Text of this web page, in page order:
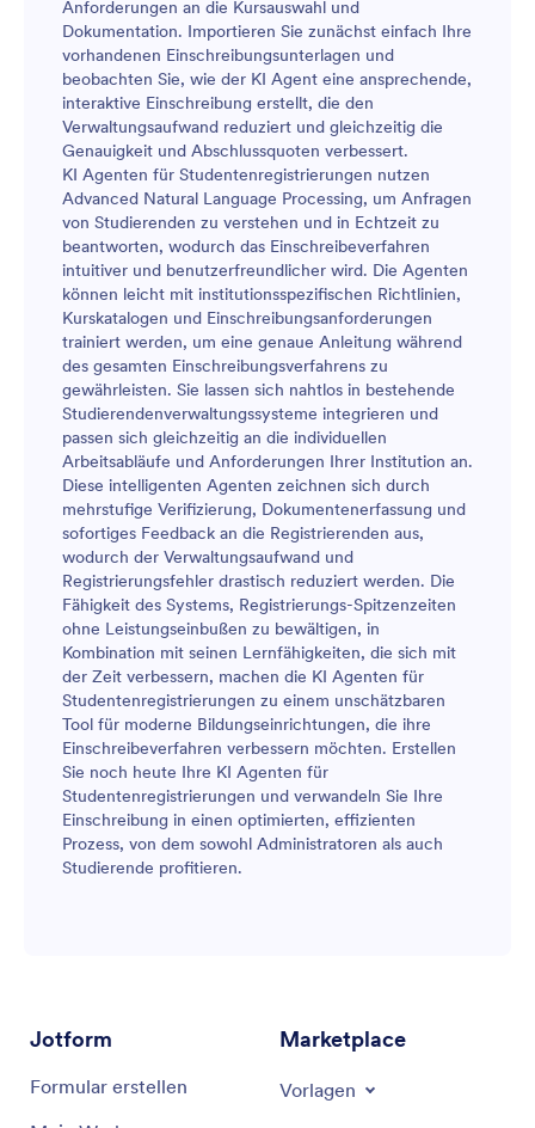
Anforderungen an die Kursauswahl und
Dokumentation. Importieren Sie zunächst einfach Ihre
vorhandenen Einschreibungsunterlagen und
beobachten Sie, wie der KI Agent eine ansprechende,
interaktive Einschreibung erstellt, die den
Verwaltungsaufwand reduziert und gleichzeitig die
Genauigkeit und Abschlussquoten verbessert.
KI Agenten für Studentenregistrierungen nutzen
Advanced Natural Language Processing, um Anfragen
von Studierenden zu verstehen und in Echtzeit zu
beantworten, wodurch das Einschreibeverfahren
intuitiver und benutzerfreundlicher wird. Die Agenten
können leicht mit institutionsspezifischen Richtlinien,
Kurskatalogen und Einschreibungsanforderungen
trainiert werden, um eine genaue Anleitung während
des gesamten Einschreibungsverfahrens zu
gewährleisten. Sie lassen sich nahtlos in bestehende
Studierendenverwaltungssysteme integrieren und
passen sich gleichzeitig an die individuellen
Arbeitsabläufe und Anforderungen Ihrer Institution an.
Diese intelligenten Agenten zeichnen sich durch
mehrstufige Verifizierung, Dokumentenerfassung und
sofortiges Feedback an die Registrierenden aus,
wodurch der Verwaltungsaufwand und
Registrierungsfehler drastisch reduziert werden. Die
Fähigkeit des Systems, Registrierungs-Spitzenzeiten
ohne Leistungseinbußen zu bewältigen, in
Kombination mit seinen Lernfähigkeiten, die sich mit
der Zeit verbessern, machen die KI Agenten für
Studentenregistrierungen zu einem unschätzbaren
Tool für moderne Bildungseinrichtungen, die ihre
Einschreibeverfahren verbessern möchten. Erstellen
Sie noch heute Ihre KI Agenten für
Studentenregistrierungen und verwandeln Sie Ihre
Einschreibung in einen optimierten, effizienten
Prozess, von dem sowohl Administratoren als auch
Studierende profitieren.
Jotform
Formular erstellen
Marketplace
Vorlagen